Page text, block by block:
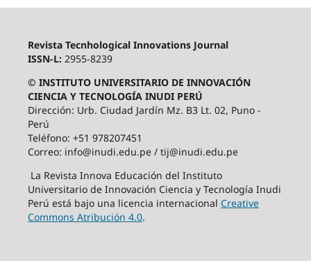
Revista Tecnhological Innovations Journal
ISSN-L: 2955-8239
© INSTITUTO UNIVERSITARIO DE INNOVACIÓN
CIENCIA Y TECNOLOGÍA INUDI PERÚ
Dirección: Urb. Ciudad Jardín Mz. B3 Lt. 02, Puno -
Perú
Teléfono: +51 978207451
Correo: info@inudi.edu.pe / tij@inudi.edu.pe
La Revista Innova Educación del Instituto
Universitario de Innovación Ciencia y Tecnología Inudi
Perú está bajo una licencia internacional Creative
Commons Atribución 4.0.